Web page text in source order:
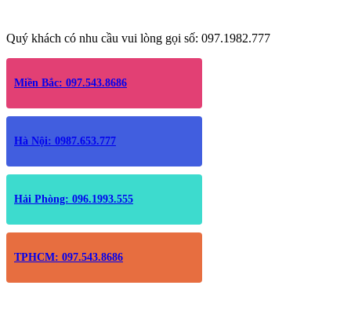
Quý khách có nhu cầu vui lòng gọi số: 097.1982.777
Miền Bắc: 097.543.8686
Hà Nội: 0987.653.777
Hải Phòng: 096.1993.555
TPHCM: 097.543.8686